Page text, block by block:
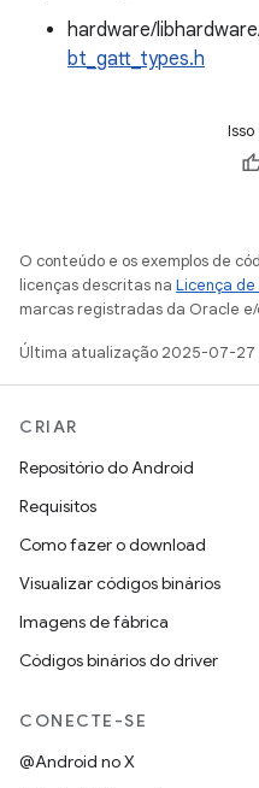
hardware/
bt_gatt_types.h
O conteúdo e os exemplos de
licenças descritas na Licença
marcas registradas da Oracle e/
Última atualização 2025-07-27
CRIAR
Repositório do Android
Requisitos
Como fazer o download
Visualizar códigos binários
Imagens de fábrica
Códigos binários do driver
CONECTE-SE
@Android no X